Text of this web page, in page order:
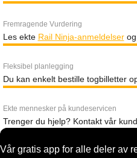
Fremragende Vurdering
Les ekte Rail Ninja-anmeldelserog
Fleksibel planlegging
Du kan enkelt bestille togbilletter
Ekte mennesker på kundeservicen
Trenger du hjelp? Kontakt vår
Vår gratis app for alle deler av